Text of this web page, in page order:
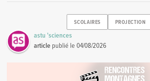
SCOLAIRES PROJECTION
astu 'sciences
article publié le04/08/2026